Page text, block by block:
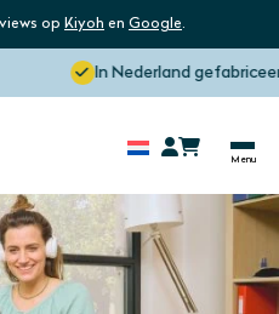
op Kiyoh en Google.
In Nederland gefabriceerd